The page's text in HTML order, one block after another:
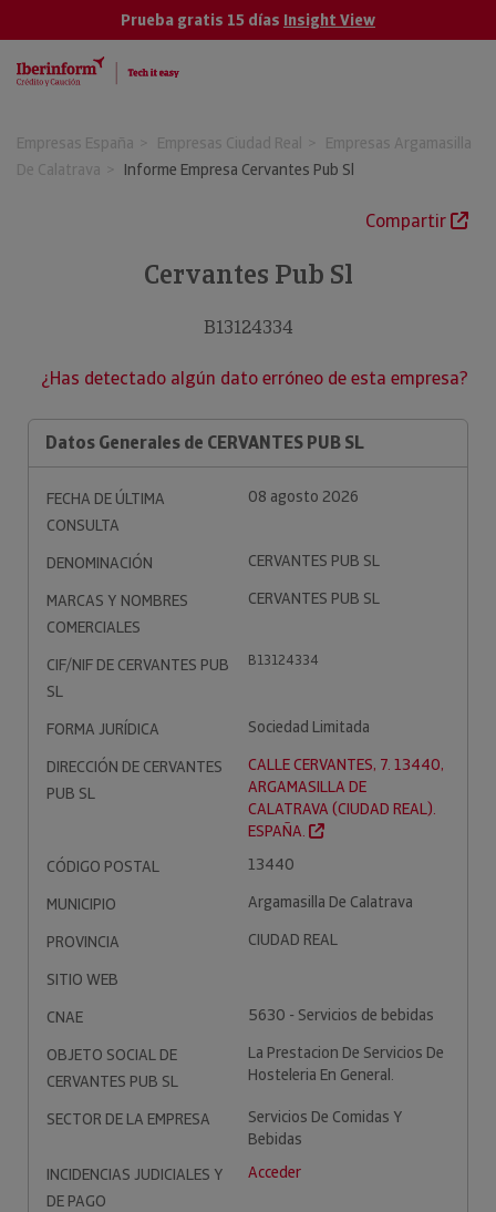
Prueba gratis 15 días Insight View
Empresas España Empresas Ciudad Real
Empresas Argamasilla
De Calatrava
Informe Empresa Cervantes Pub Sl
Compartir
Cervantes Pub Sl
B13124334
¿Has detectado algún dato erróneo de esta empresa?
Datos Generales de CERVANTES PUB SL
FECHA DE ÚLTIMA
CONSULTA
08 agosto 2026
DENOMINACIÓN
CERVANTES PUB SL
MARCAS Y NOMBRES
COMERCIALES
CERVANTES PUB SL
CIF/NIF DE CERVANTES PUB
SL
B13124334
FORMA JURÍDICA
Sociedad Limitada
DIRECCIÓN DE CERVANTES
PUB SL
CALLE CERVANTES, 7. 13440,
ARGAMASILLA DE
CALATRAVA (CIUDAD REAL).
ESPAÑA.
CÓDIGO POSTAL
13440
MUNICIPIO
Argamasilla De Calatrava
PROVINCIA
CIUDAD REAL
SITIO WEB
CNAE
5630 - Servicios de bebidas
OBJETO SOCIAL DE
CERVANTES PUB SL
La Prestacion De Servicios De
Hosteleria En General.
SECTOR DE LA EMPRESA
Servicios De Comidas Y
Bebidas
INCIDENCIAS JUDICIALES Y
DE PAGO
Acceder